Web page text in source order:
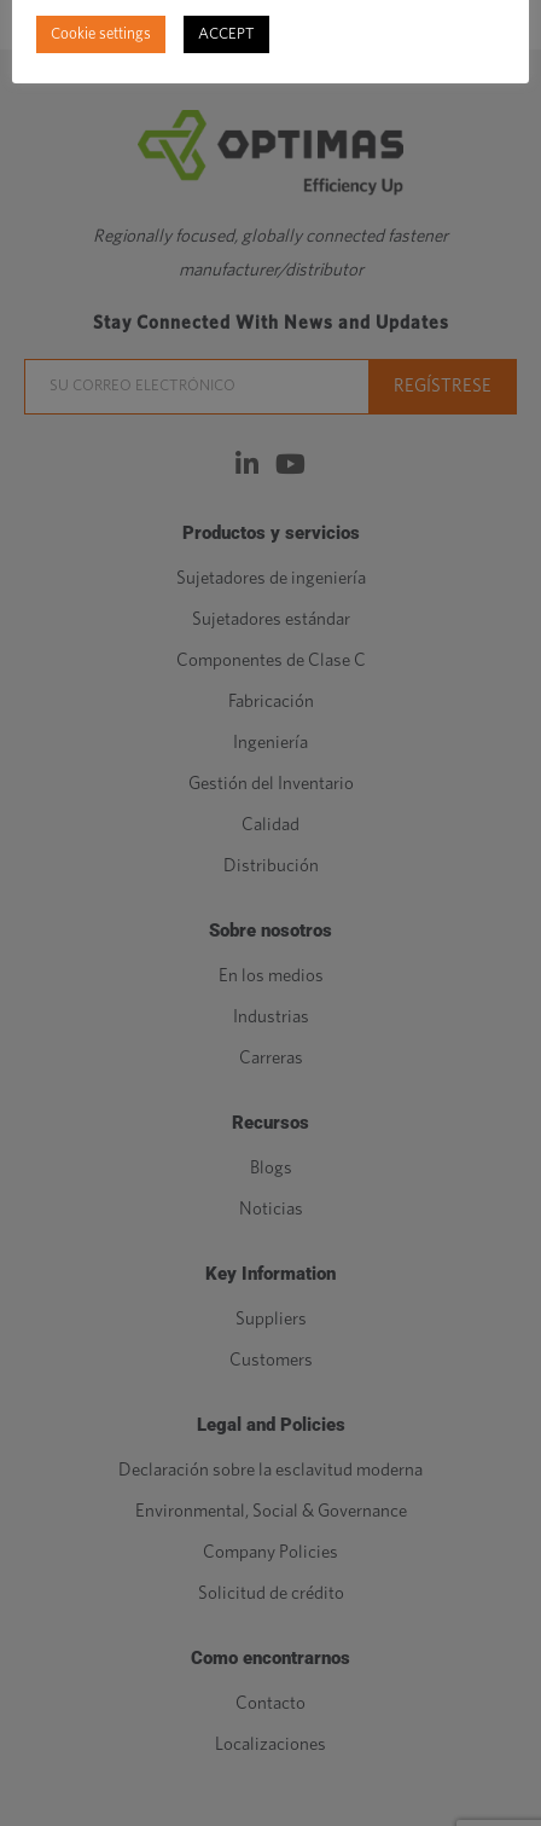
mantenerse conectado
Regionally focused, globally connected fastener
manufacturer/distributor
Stay Connected With News and Updates
Productos y servicios
Sujetadores de ingeniería
Sujetadores estándar
Componentes de Clase C
Fabricación
Ingeniería
Gestión del Inventario
Calidad
Distribución
Sobre nosotros
En los medios
Industrias
Carreras
Recursos
Blogs
Noticias
Key Information
Suppliers
Customers
Legal and Policies
Declaración sobre la esclavitud moderna
Environmental, Social & Governance
Company Policies
Solicitud de crédito
Como encontrarnos
Contacto
Localizaciones
Cookie settings ACCEPT